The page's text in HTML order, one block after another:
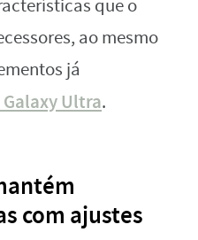
que o
ao mesmo
já
Ultra.
com ajustes